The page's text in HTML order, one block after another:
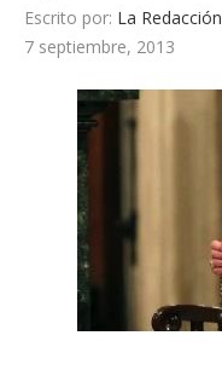
Escrito por: La Redacción
7 septiembre, 2013